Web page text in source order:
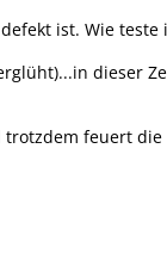
ist. Wie teste
dieser
feuert die